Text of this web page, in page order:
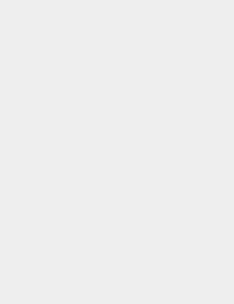
Hellokids
et colorie ce